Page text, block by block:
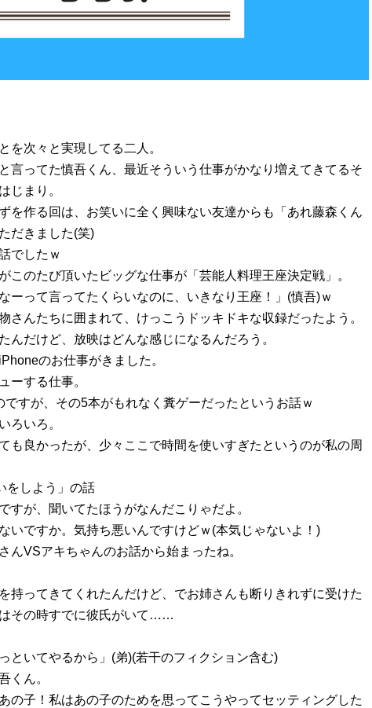
を次々と実現してる二人。
言ってた慎吾くん、最近そういう仕事がかなり増えてきてるそ
じまり。
を作る回は、お笑いに全く興味ない友達からも「あれ藤森くん
だきました(笑)
でしたｗ
このたび頂いたビッグな仕事が「芸能人料理王座決定戦」。
ーって言ってたくらいなのに、いきなり王座！」(慎吾)ｗ
さんたちに囲まれて、けっこうドッキドキな収録だったよう。
んだけど、放映はどんな感じになるんだろう。
のお仕事がきました。
ーする仕事。
すが、その5本がもれなく糞ゲーだったというお話ｗ
ろいろ。
も良かったが、少々ここで時間を使いすぎたというのが私の周
をしよう」の話
すが、聞いてたほうがなんだこりゃだよ。
いですか。気持ち悪いんですけどｗ(本気じゃないよ！)
んVSアキちゃんのお話から始まったね。
持ってきてくれたんだけど、でお姉さんも断りきれずに受けた
その時すでに彼氏がいて……
といてやるから」(弟)(若干のフィクション含む)
くん。
の子！私はあの子のためを思ってこうやってセッティングした